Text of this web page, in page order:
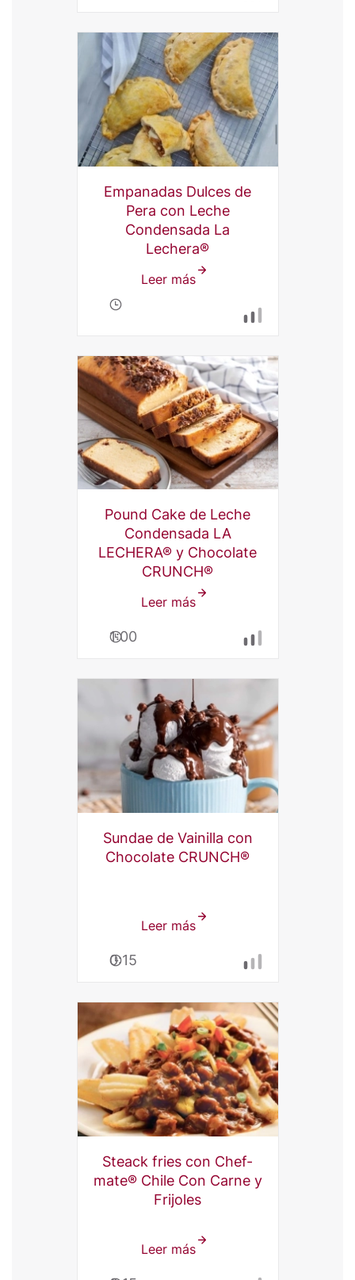
de
Tomates
Empanadas Dulces de
Pera con Leche
Condensada La
Lechera®
Leer mássobre
Pera
con
Leche
Condensada
La
Lechera®
Pound Cake de Leche
Condensada LA
LECHERA® y Chocolate
CRUNCH®
Leer mássobre
Leche
La
Lechera®
y
Chocolate
CRUNCH®
1:00
Sundae de Vainilla con
Chocolate CRUNCH®
Leer mássobre
con
Chocolate
CRUNCH®
0:15
Steack fries con Chef-
mate® Chile Con Carne y
Frijoles
Leer mássobre